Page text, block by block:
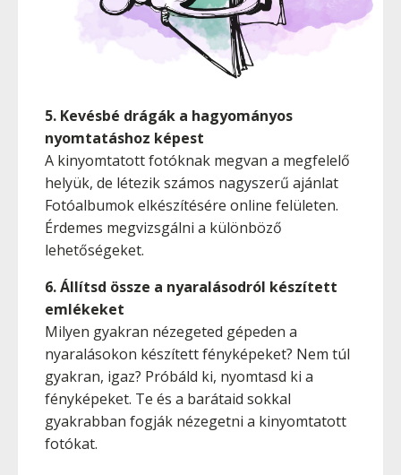
5. Kevésbé drágák a hagyományos
nyomtatáshoz képest
A kinyomtatott fotóknak megvan a megfelelő
helyük, de létezik számos nagyszerű ajánlat
Fotóalbumok elkészítésére online felületen.
Érdemes megvizsgálni a különböző
lehetőségeket.
6. Állítsd össze a nyaralásodról készített
emlékeket
Milyen gyakran nézegeted gépeden a
nyaralásokon készített fényképeket? Nem túl
gyakran, igaz? Próbáld ki, nyomtasd ki a
fényképeket. Te és a barátaid sokkal
gyakrabban fogják nézegetni a kinyomtatott
fotókat.